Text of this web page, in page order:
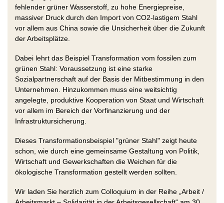
fehlender grüner Wasserstoff, zu hohe Energiepreise,
massiver Druck durch den Import von CO2-lastigem Stahl
vor allem aus China sowie die Unsicherheit über die Zukunft
der Arbeitsplätze.
Dabei lehrt das Beispiel Transformation vom fossilen zum
grünen Stahl: Voraussetzung ist eine starke
Sozialpartnerschaft auf der Basis der Mitbestimmung in den
Unternehmen. Hinzukommen muss eine weitsichtig
angelegte, produktive Kooperation von Staat und Wirtschaft
vor allem im Bereich der Vorfinanzierung und der
Infrastruktursicherung.
Dieses Transformationsbeispiel "grüner Stahl" zeigt heute
schon, wie durch eine gemeinsame Gestaltung von Politik,
Wirtschaft und Gewerkschaften die Weichen für die
ökologische Transformation gestellt werden sollten.
Wir laden Sie herzlich zum Colloquium in der Reihe „Arbeit /